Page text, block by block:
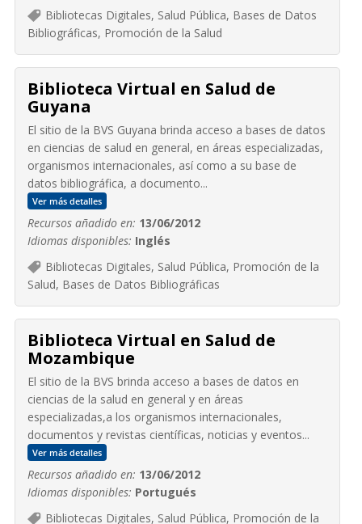
Bibliotecas Digitales, Salud Pública, Bases de Datos
Bibliográficas, Promoción de la Salud
Biblioteca Virtual en Salud de
Guyana
El sitio de la BVS Guyana brinda acceso a bases de datos
en ciencias de salud en general, en áreas especializadas,
organismos internacionales, así como a su base de
datos bibliográfica, a documento...
Ver más detalles
Recursos añadido en: 13/06/2012
Idiomas disponibles: Inglés
Bibliotecas Digitales, Salud Pública, Promoción de la
Salud, Bases de Datos Bibliográficas
Biblioteca Virtual en Salud de
Mozambique
El sitio de la BVS brinda acceso a bases de datos en
ciencias de la salud en general y en áreas
especializadas,a los organismos internacionales,
documentos y revistas científicas, noticias y eventos...
Ver más detalles
Recursos añadido en: 13/06/2012
Idiomas disponibles: Portugués
Bibliotecas Digitales, Salud Pública, Promoción de la